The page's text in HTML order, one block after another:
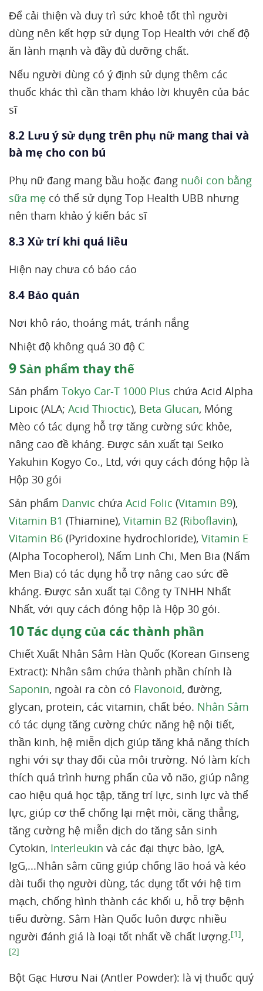
Để cải thiện và duy trì sức khoẻ tốt thì người
dùng nên kết hợp sử dụng Top Health với chế độ
ăn lành mạnh và đầy đủ dưỡng chất.
Nếu người dùng có ý định sử dụng thêm các
thuốc khác thì cần tham khảo lời khuyên của bác
sĩ
8.2 Lưu ý sử dụng trên phụ nữ mang thai và
bà mẹ cho con bú
Phụ nữ đang mang bầu hoặc đang nuôi con bằng
sữa mẹ có thể sử dụng Top Health UBB nhưng
nên tham khảo ý kiến bác sĩ
8.3 Xử trí khi quá liều
Hiện nay chưa có báo cáo
8.4 Bảo quản
Nơi khô ráo, thoáng mát, tránh nắng
Nhiệt độ không quá 30 độ C
9 Sản phẩm thay thế
Sản phẩm Tokyo Car-T 1000 Plus chứa Acid Alpha
Lipoic (ALA; Acid Thioctic), Beta Glucan, Móng
Mèo có tác dụng hỗ trợ tăng cường sức khỏe,
nâng cao đề kháng. Được sản xuất tại Seiko
Yakuhin Kogyo Co., Ltd, với quy cách đóng hộp là
Hộp 30 gói
Sản phẩm Danvic chứa Acid Folic (Vitamin B9),
Vitamin B1 (Thiamine), Vitamin B2 (Riboflavin),
Vitamin B6 (Pyridoxine hydrochloride), Vitamin E
(Alpha Tocopherol), Nấm Linh Chi, Men Bia (Nấm
Men Bia) có tác dụng hỗ trợ nâng cao sức đề
kháng. Được sản xuất tại Công ty TNHH Nhất
Nhất, với quy cách đóng hộp là Hộp 30 gói.
10Tác dụng của các thành phần
Chiết Xuất Nhân Sâm Hàn Quốc (Korean Ginseng
Extract): Nhân sâm chứa thành phần chính là
Saponin, ngoài ra còn có Flavonoid, đường,
glycan, protein, các vitamin, chất béo. Nhân Sâm
có tác dụng tăng cường chức năng hệ nội tiết,
thần kinh, hệ miễn dịch giúp tăng khả năng thích
nghi với sự thay đổi của môi trường. Nó làm kích
thích quá trình hưng phấn của vỏ não, giúp nâng
cao hiệu quả học tập, tăng trí lực, sinh lực và thể
lực, giúp cơ thể chống lại mệt mỏi, căng thẳng,
tăng cường hệ miễn dịch do tăng sản sinh
Cytokin, Interleukin và các đại thực bào, IgA,
IgG,...Nhân sâm cũng giúp chống lão hoá và kéo
dài tuổi thọ người dùng, tác dụng tốt với hệ tim
mạch, chống hình thành các khối u, hỗ trợ bệnh
tiểu đường. Sâm Hàn Quốc luôn được nhiều
người đánh giá là loại tốt nhất về chất lượng.[1],
[2]
Bột Gạc Hươu Nai (Antler Powder): là vị thuốc quý